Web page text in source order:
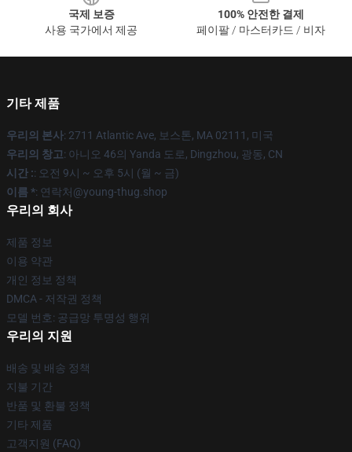
국제 보증
사용 국가에서 제공
100% 안전한 결제
페이팔 / 마스터카드 / 비자
기타 제품
우리의 본사: 2711 Atlantic Ave, 보스톤, MA 02111, 미국
우리의 창고: 아니오 46의 Yanda 도로, Dingzhou, 광동, CN
시간 :: 오전 9시 ~ 오후 5시 (월 ~ 금)
이름 *: 연락처@young-thug.shop
우리의 회사
제품 정보
이용 약관
개인 정보 정책
DMCA - 저작권 정책
모델 번호: 공급망 투명성 행위
우리의 지원
배송 및 배송 정책
지불 기간
반품 및 환불 정책
기타 제품
고객지원 (FAQ)